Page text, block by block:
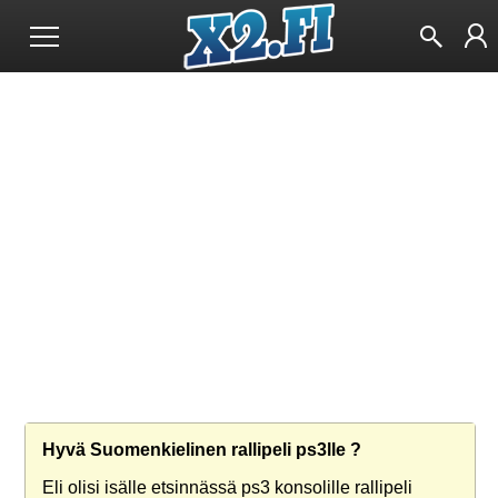
Hyvä Suomenkielinen rallipeli ps3lle ?
Eli olisi isälle etsinnässä ps3 konsolille rallipeli